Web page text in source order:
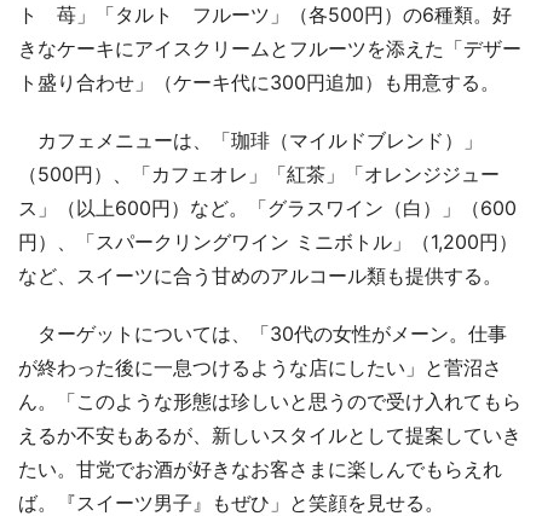
ト 苺」「タルト フルーツ」（各500円）の6種類。好
きなケーキにアイスクリームとフルーツを添えた「デザー
ト盛り合わせ」（ケーキ代に300円追加）も用意する。
カフェメニューは、「珈琲（マイルドブレンド）」
（500円）、「カフェオレ」「紅茶」「オレンジジュー
ス」（以上600円）など。「グラスワイン（白）」（600
円）、「スパークリングワイン ミニボトル」（1,200円）
など、スイーツに合う甘めのアルコール類も提供する。
ターゲットについては、「30代の女性がメーン。仕事
が終わった後に一息つけるような店にしたい」と菅沼さ
ん。「このような形態は珍しいと思うので受け入れてもら
えるか不安もあるが、新しいスタイルとして提案していき
たい。甘党でお酒が好きなお客さまに楽しんでもらえれ
ば。『スイーツ男子』もぜひ」と笑顔を見せる。